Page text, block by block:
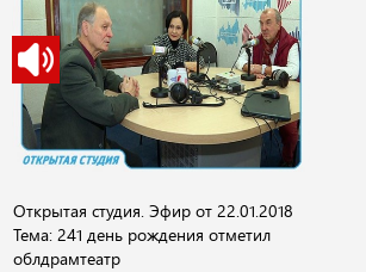
Открытая студия. Эфир от 22.01.2018
Тема: 241 день рождения отметил
облдрамтеатр